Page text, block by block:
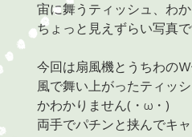
宙に舞うティッシュ、わ
ちょっと見えずらい写真
今回は扇風機とうちわの
風で舞い上がったティッ
かわかりません(・ω・)
両手でパチンと挟んでキ